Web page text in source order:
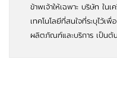
ข้าพเจ้าให้เฉพาะ บริษัท ใน
เทคโนโลยีที่สนใจที่ระบุไว้เ
ผลิตภัณฑ์และบริการ เป็นต้น